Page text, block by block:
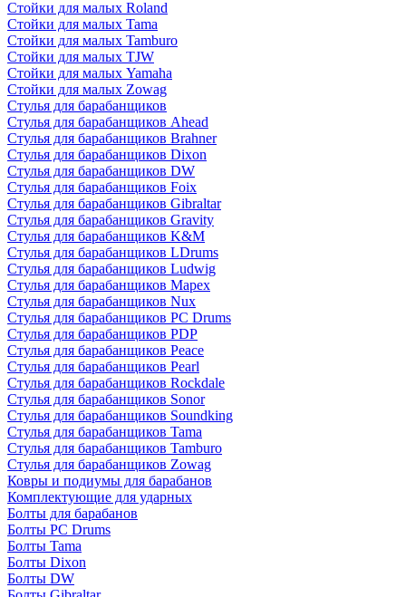
Стойки для малых Roland
Стойки для малых Tama
Стойки для малых Tamburo
Стойки для малых TJW
Стойки для малых Yamaha
Стойки для малых Zowag
Стулья для барабанщиков
Стулья для барабанщиков Ahead
Стулья для барабанщиков Brahner
Стулья для барабанщиков Dixon
Стулья для барабанщиков DW
Стулья для барабанщиков Foix
Стулья для барабанщиков Gibraltar
Стулья для барабанщиков Gravity
Стулья для барабанщиков K&M
Стулья для барабанщиков LDrums
Стулья для барабанщиков Ludwig
Стулья для барабанщиков Mapex
Стулья для барабанщиков Nux
Стулья для барабанщиков PC Drums
Стулья для барабанщиков PDP
Стулья для барабанщиков Peace
Стулья для барабанщиков Pearl
Стулья для барабанщиков Rockdale
Стулья для барабанщиков Sonor
Стулья для барабанщиков Soundking
Стулья для барабанщиков Tama
Стулья для барабанщиков Tamburo
Стулья для барабанщиков Zowag
Ковры и подиумы для барабанов
Комплектующие для ударных
Болты для барабанов
Болты PC Drums
Болты Tama
Болты Dixon
Болты DW